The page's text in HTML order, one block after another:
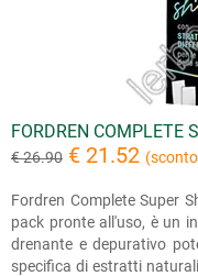
FORDREN COMPLETE
€ 26.90 € 21.52
Fordren Complete Super
pack pronte all'uso, è un
drenante e depurativo
specifica di estratti